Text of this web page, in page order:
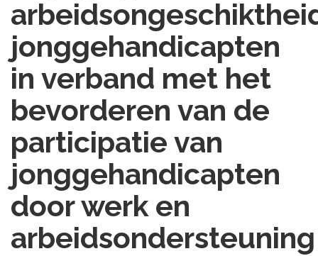
jonggehandicapten
in verband met het
bevorderen van de
participatie van
jonggehandicapten
door werk en
arbeidsondersteuning